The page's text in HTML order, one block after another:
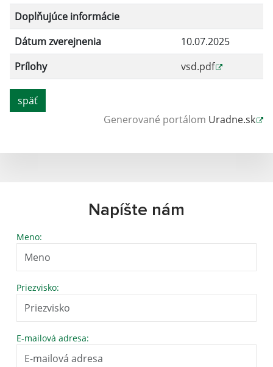
Doplňujúce informácie
Dátum zverejnenia
10.07.2025
Prílohy
vsd.pdf
späť
Generované portálom Uradne.sk
Napíšte nám
Meno:
Priezvisko:
E-mailová adresa: